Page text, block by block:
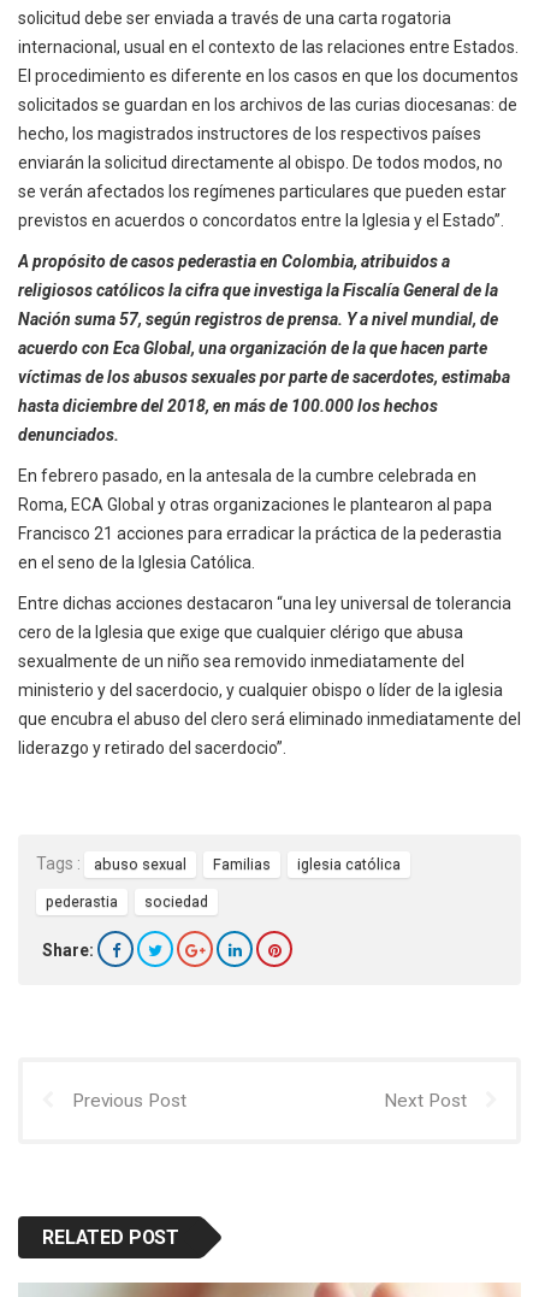
solicitud debe ser enviada a través de una carta rogatoria
internacional, usual en el contexto de las relaciones entre Estados.
El procedimiento es diferente en los casos en que los documentos
solicitados se guardan en los archivos de las curias diocesanas: de
hecho, los magistrados instructores de los respectivos países
enviarán la solicitud directamente al obispo. De todos modos, no
se verán afectados los regímenes particulares que pueden estar
previstos en acuerdos o concordatos entre la Iglesia y el Estado”.
A propósito de casos pederastia en Colombia, atribuidos a
religiosos católicos la cifra que investiga la Fiscalía General de la
Nación suma 57, según registros de prensa. Y a nivel mundial, de
acuerdo con Eca Global, una organización de la que hacen parte
víctimas de los abusos sexuales por parte de sacerdotes, estimaba
hasta diciembre del 2018, en más de 100.000 los hechos
denunciados.
En febrero pasado, en la antesala de la cumbre celebrada en
Roma, ECA Global y otras organizaciones le plantearon al papa
Francisco 21 acciones para erradicar la práctica de la pederastia
en el seno de la Iglesia Católica.
Entre dichas acciones destacaron “una ley universal de tolerancia
cero de la Iglesia que exige que cualquier clérigo que abusa
sexualmente de un niño sea removido inmediatamente del
ministerio y del sacerdocio, y cualquier obispo o líder de la iglesia
que encubra el abuso del clero será eliminado inmediatamente del
liderazgo y retirado del sacerdocio”.
Tags : abuso sexual Familias iglesia católica
pederastia sociedad
Share:
Previous Post Next Post
RELATED POST